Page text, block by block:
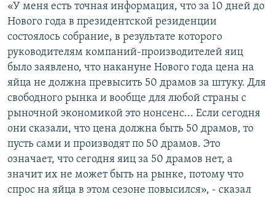
«У меня есть точная информация, что за 10 дней до
Нового года в президентской резиденции
состоялось собрание, в результате которого
руководителям компаний-производителей яиц
было заявлено, что накануне Нового года цена на
яйца не должна превысить 50 драмов за штуку. Для
свободного рынка и вообще для любой страны с
рыночной экономикой это нонсенс... Если сегодня
они сказали, что цена должна быть 50 драмов, то
пусть сами и производят по 50 драмов. Это
означает, что сегодня яиц за 50 драмов нет, а
значит их не может быть на рынке, потому что
спрос на яйца в этом сезоне повысился», - сказал